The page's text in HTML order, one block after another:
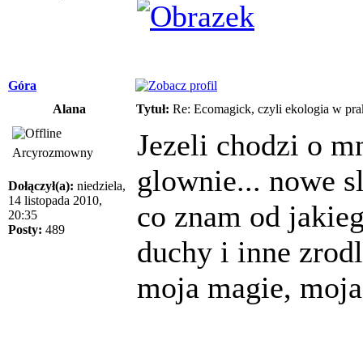
Góra
Alana
Tytuł: Re: Ecomagick, czyli ekologia w
Arcyrozmowny
Dołączył(a): niedziela,
14 listopada 2010,
20:35
Posty: 489
Jezeli chodzi o
glownie... nowe
co znam od
duchy i inne
moja magie,